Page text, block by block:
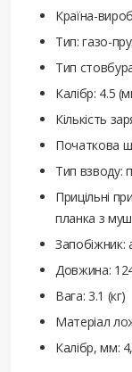
Країна-
Тип: газо-
Тип
Калібр: 4.5
Кількість
Початкова
Тип взводу:
Прицільні
планка з
Запобіжник:
Довжина:
Вага: 3.1 (кг)
Матеріал
Калібр, мм: